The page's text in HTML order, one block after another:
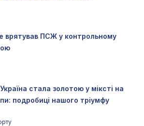
врятував ПСЖ у контрольному
стала золотою у міксті на
подробиці нашого тріумфу